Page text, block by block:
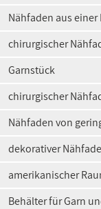
Nähfaden aus einer
chirurgischer
Garnstück
chirurgischer
Nähfaden von
dekorativer
amerikanischer
Behälter für Garn